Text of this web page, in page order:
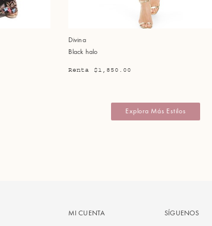
Divina
Black halo
Renta $1,850.00
Explora Más Estilos
MI CUENTA SÍGUENOS